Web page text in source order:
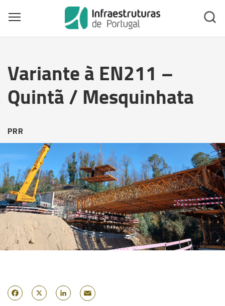
main
content
Toggle main menu visibility
Variante à EN211 –
Quintã / Mesquinhata
PRR
Facebook
X LinkedIn